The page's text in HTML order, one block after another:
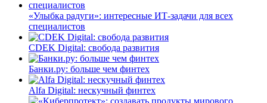
«Улыбка радуги»: интересные ИТ-задачи для всех
специалистов
CDEK Digital: свобода развития
Банки.ру: больше чем финтех
Alfa Digital: нескучный финтех